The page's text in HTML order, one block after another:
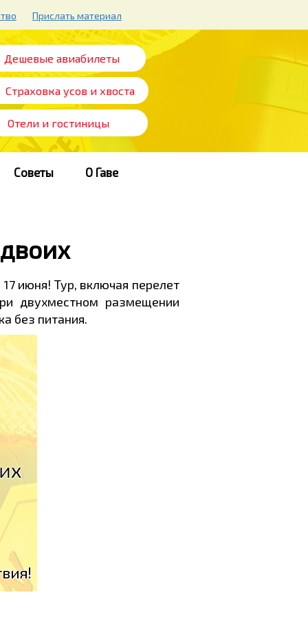
Прислать материал
Дешевые авиабилеты
Страховка усов и хвоста
Отели и гостиницы
Советы О Гаве
июня! Тур, включая перелет
двухместном размещении
без питания.